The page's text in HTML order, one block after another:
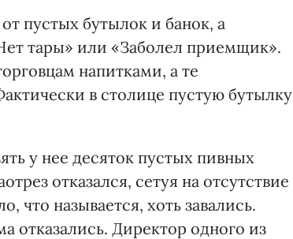
пустых бутылок и банок, а
тары» или «Заболел приемщик».
напитками, а те
в столице пустую бутылку
у нее десяток пустых пивных
отказался, сетуя на отсутствие
называется, хоть завались.
отказались. Директор одного из